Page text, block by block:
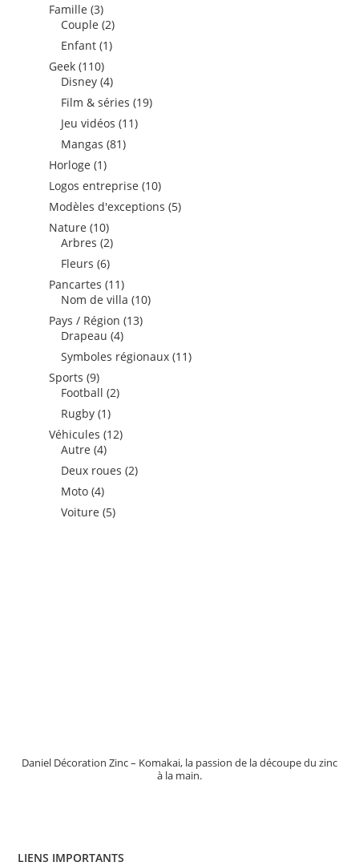
Famille 33
produits
Couple 22
produits
Enfant 11
Geek 110110
produits
Disney 44
produits
Film & séries 1919
Jeu vidéos 1111
Mangas 8181
Horloge 11
produit
Logos entreprise 1010
produits
Modèles d'exceptions 55
Nature 1010
produits
Arbres 22
produits
Fleurs 66
produits
Pancartes 1111
produits
Nom de villa 1010
Pays / Région 1313
Drapeau 44
produits
Symboles régionaux 1111
Sports 99
produits
Football 22
Rugby 11
produit
Véhicules 1212
Autre 44
produits
Deux roues 22
Moto 44
produits
Voiture 55
Daniel Décoration Zinc – Komakai, la passion de la découpe du zinc
à la main.
LIENS IMPORTANTS